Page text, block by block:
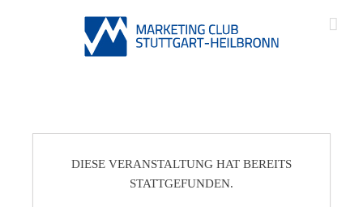
DIESE VERANSTALTUNG HAT BEREITS
STATTGEFUNDEN.